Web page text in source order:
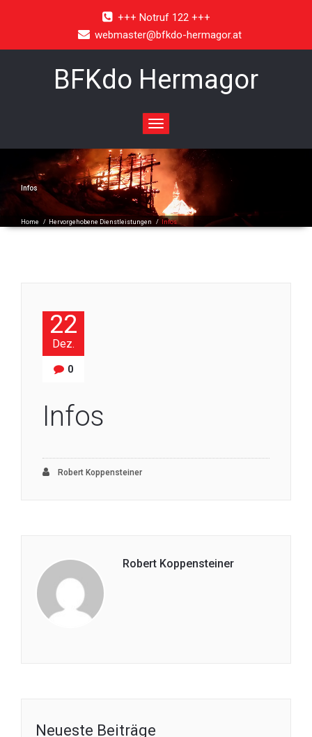
+++ Notruf 122 +++
webmaster@bfkdo-hermagor.at
BFKdo Hermagor
Toggle
navigation
Infos
Home / Hervorgehobene Dienstleistungen / Infos
22
Dez.
0
Infos
Robert Koppensteiner
Robert Koppensteiner
Neueste Beiträge